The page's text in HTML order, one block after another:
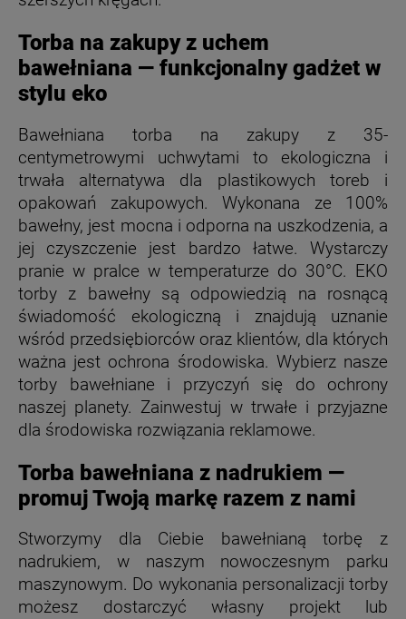
Torba na zakupy z uchem
bawełniana — funkcjonalny gadżet w
stylu eko
Bawełniana torba na zakupy z 35-
centymetrowymi uchwytami to ekologiczna i
trwała alternatywa dla plastikowych toreb i
opakowań zakupowych. Wykonana ze 100%
bawełny, jest mocna i odporna na uszkodzenia, a
jej czyszczenie jest bardzo łatwe. Wystarczy
pranie w pralce w temperaturze do 30°C. EKO
torby z bawełny są odpowiedzią na rosnącą
świadomość ekologiczną i znajdują uznanie
wśród przedsiębiorców oraz klientów, dla których
ważna jest ochrona środowiska. Wybierz nasze
torby bawełniane i przyczyń się do ochrony
naszej planety. Zainwestuj w trwałe i przyjazne
dla środowiska rozwiązania reklamowe.
Torba bawełniana z nadrukiem —
promuj Twoją markę razem z nami
Stworzymy dla Ciebie bawełnianą torbę z
nadrukiem, w naszym nowoczesnym parku
maszynowym. Do wykonania personalizacji torby
możesz dostarczyć własny projekt lub